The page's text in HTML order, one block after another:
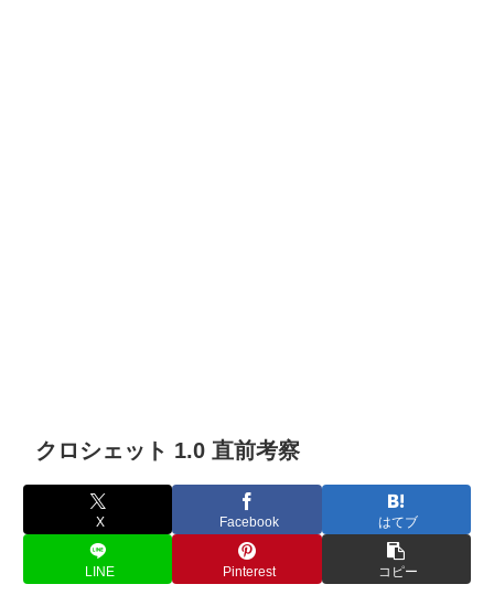
クロシェット 1.0 直前考察
X Facebook はてブ
LINE Pinterest コピー